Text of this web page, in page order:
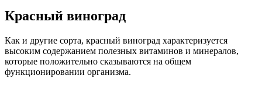
Красный виноград
Как и другие сорта, красный виноград характеризуется
высоким содержанием полезных витаминов и минералов,
которые положительно сказываются на общем
функционировании организма.